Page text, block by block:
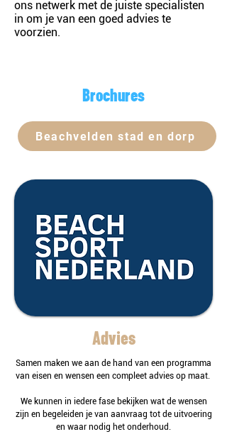
ons netwerk met de juiste specialisten
in om je van een goed advies te
voorzien.
Brochures
Beachvelden stad en dorp
Advies
Samen maken we aan de hand van een programma
van eisen en wensen een compleet advies op maat.
We kunnen in iedere fase bekijken wat de wensen
zijn en begeleiden je van aanvraag tot de uitvoering
en waar nodig het onderhoud.